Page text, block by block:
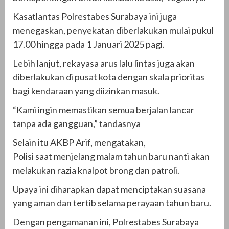
Kasatlantas Polrestabes Surabaya ini juga
menegaskan, penyekatan diberlakukan mulai pukul
17.00 hingga pada 1 Januari 2025 pagi.
Lebih lanjut, rekayasa arus lalu lintas juga akan
diberlakukan di pusat kota dengan skala prioritas
bagi kendaraan yang diizinkan masuk.
“Kami ingin memastikan semua berjalan lancar
tanpa ada gangguan,” tandasnya
Selain itu AKBP Arif, mengatakan,
Polisi saat menjelang malam tahun baru nanti akan
melakukan razia knalpot brong dan patroli.
Upaya ini diharapkan dapat menciptakan suasana
yang aman dan tertib selama perayaan tahun baru.
Dengan pengamanan ini, Polrestabes Surabaya